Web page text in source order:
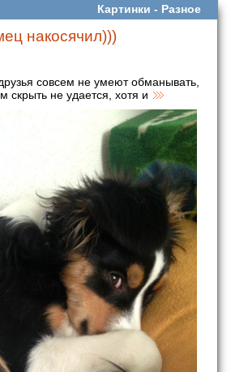
Картинки - Разное
накосячил)))
совсем не умеют обманывать,
скрыть не удается, хотя и